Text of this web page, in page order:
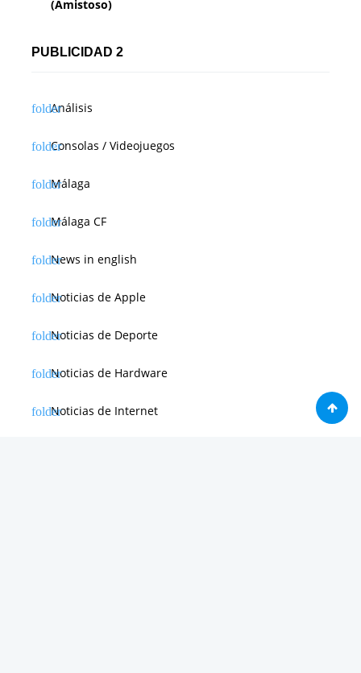
(Amistoso)
PUBLICIDAD 2
Análisis
Consolas / Videojuegos
Málaga
Málaga CF
News in english
Noticias de Apple
Noticias de Deporte
Noticias de Hardware
Noticias de Internet